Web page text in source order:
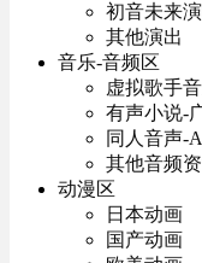
初音未来
其他演出
音乐-音频区
虚拟歌手
有声小说-
同人音声-
其他音频
动漫区
日本动画
国产动画